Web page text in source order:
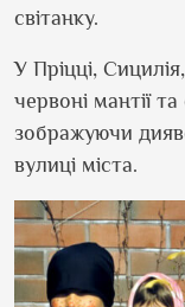
світанку.
У Пріцці,
червоні мантії
зображуючи
вулиці міста.